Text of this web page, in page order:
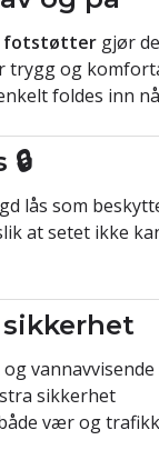
fotstøtter gjør
trygg og
foldes inn
lås som
at setet ikke
sikkerhet
vær og trafikk